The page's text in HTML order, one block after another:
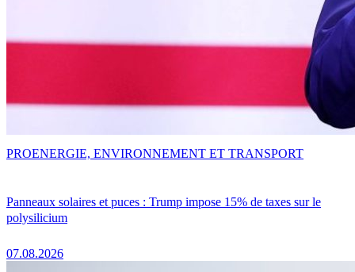
Panneaux solaires et puces : Trump impose 15% de taxes sur le
polysilicium
07.08.2026
PROENERGIE, ENVIRONNEMENT ET TRANSPORT